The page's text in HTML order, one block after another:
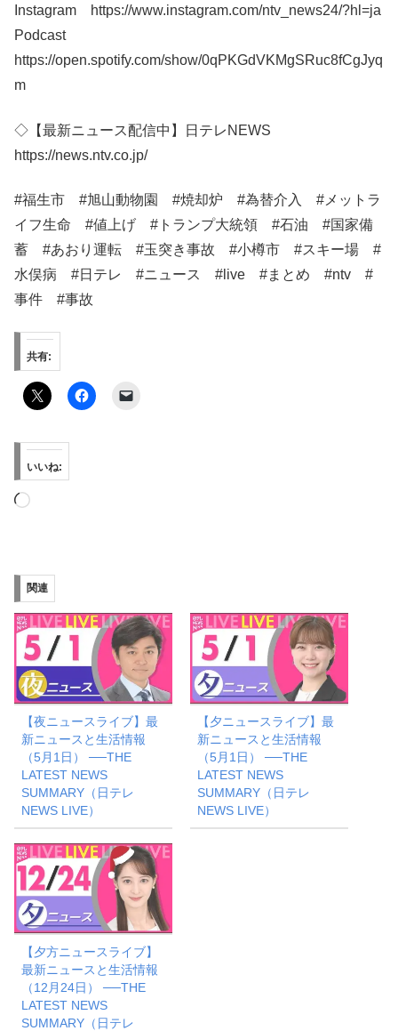
Instagram https://www.instagram.com/ntv_news24/?hl=ja
Podcast
https://open.spotify.com/show/0qPKGdVKMgSRuc8fCgJyq
m
◇【最新ニュース配信中】日テレNEWS
https://news.ntv.co.jp/
#福生市 #旭山動物園 #焼却炉 #為替介入 #メットラ
イフ生命 #値上げ #トランプ大統領 #石油 #国家備
蓄 #あおり運転 #玉突き事故 #小樽市 #スキー場 #
水俣病 #日テレ​​ #ニュース​ #live #まとめ #ntv #
事件 #事故
共有:
いいね:
読
み
中…
関連
【夜ニュースライブ】最
新ニュースと生活情報
（5月1日） ──THE
LATEST NEWS
SUMMARY（日テレ
NEWS LIVE）
【夕ニュースライブ】最
新ニュースと生活情報
（5月1日） ──THE
LATEST NEWS
SUMMARY（日テレ
NEWS LIVE）
【夕方ニュースライブ】
最新ニュースと生活情報
（12月24日） ──THE
LATEST NEWS
SUMMARY（日テレ